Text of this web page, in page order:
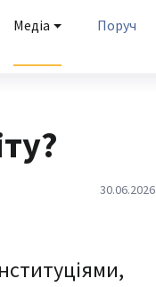
Медіа Поруч
30.06.2026